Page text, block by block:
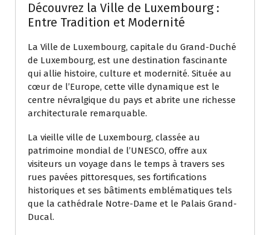
Découvrez la Ville de Luxembourg :
Entre Tradition et Modernité
La Ville de Luxembourg, capitale du Grand-Duché
de Luxembourg, est une destination fascinante
qui allie histoire, culture et modernité. Située au
cœur de l’Europe, cette ville dynamique est le
centre névralgique du pays et abrite une richesse
architecturale remarquable.
La vieille ville de Luxembourg, classée au
patrimoine mondial de l’UNESCO, offre aux
visiteurs un voyage dans le temps à travers ses
rues pavées pittoresques, ses fortifications
historiques et ses bâtiments emblématiques tels
que la cathédrale Notre-Dame et le Palais Grand-
Ducal.